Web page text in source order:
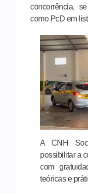
concorrência,
como PcD em
A CNH
possibilitar a
com
teóricas e